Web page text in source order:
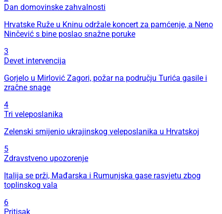
Dan domovinske zahvalnosti
Hrvatske Ruže u Kninu održale koncert za pamćenje, a Neno
Ninčević s bine poslao snažne poruke
3
Devet intervencija
Gorjelo u Mirlović Zagori, požar na području Turića gasile i
zračne snage
4
Tri veleposlanika
Zelenski smijenio ukrajinskog veleposlanika u Hrvatskoj
5
Zdravstveno upozorenje
Italija se prži, Mađarska i Rumunjska gase rasvjetu zbog
toplinskog vala
6
Pritisak